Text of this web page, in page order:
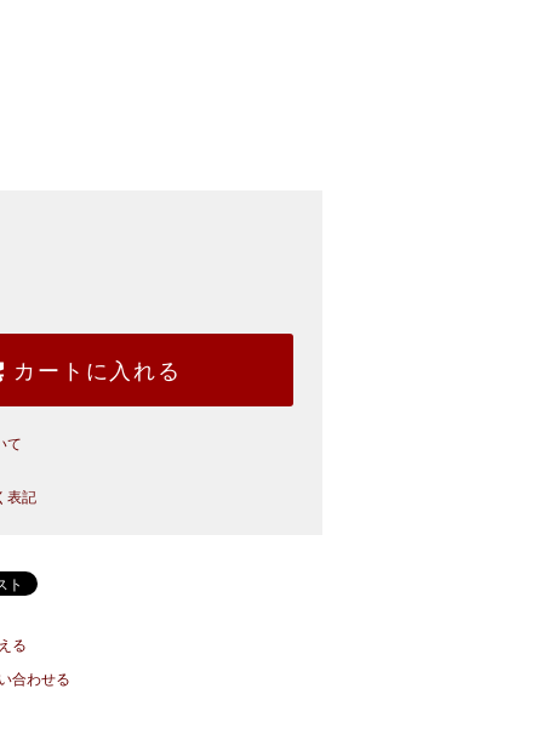
カートに入れる
て
表記
る
合わせる